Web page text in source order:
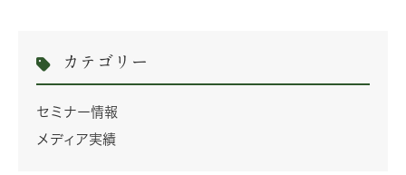
カテゴリー
セミナー情報
メディア実績